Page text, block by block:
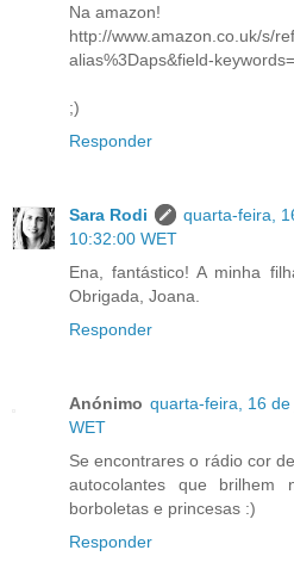
Na amazon!
http://www.amazon.co.uk/s/
alias%3Daps&field-
;)
Responder
Sara Rodi
quarta-feira,
10:32:00 WET
Ena, fantástico! A minha
Obrigada, Joana.
Responder
Anónimo quarta-feira, 16
WET
Se encontrares o rádio cor
autocolantes que
borboletas e princesas :)
Responder